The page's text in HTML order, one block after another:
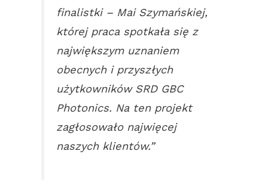
finalistki – Mai Szymańskiej,
której praca spotkała się z
największym uznaniem
obecnych i przyszłych
użytkowników SRD GBC
Photonics. Na ten projekt
zagłosowało najwięcej
naszych klientów.”